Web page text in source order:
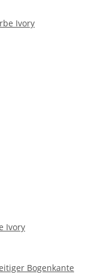
Ivory